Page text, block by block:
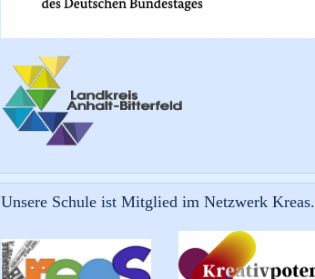
Unsere Schule ist Mitglied im Netzwerk Kreas.